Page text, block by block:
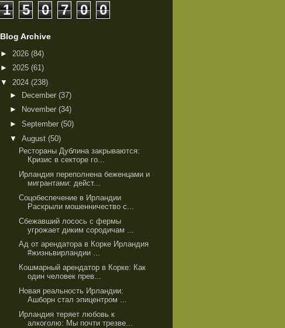
1 5 0 7 0 0
Blog Archive
► 2026 (84)
► 2025 (61)
▼ 2024 (238)
► December (37)
►
November (34)
► September (50)
▼ August (50)
Рестораны Дублина закрываются:
Кризис в секторе го...
Ирландия переполнена беженцами и
мигрантами: дейст...
Соцобеспечение в Ирландии
Раскрыли мошенничество с...
Сбежавший лосось с фермы
угрожает диким сородичам ...
Ад от арендатора в Корке Ирландия
#жизньвирландии ...
Кошмарный арендатор в Корке: Как
один человек прев...
Новая реальность Ирландии:
Ашборн стал эпицентром ...
Ирландия теряет любовь к
алкоголю: Мы почти трезве...